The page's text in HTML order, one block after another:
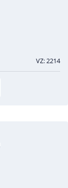
VZ: 2214